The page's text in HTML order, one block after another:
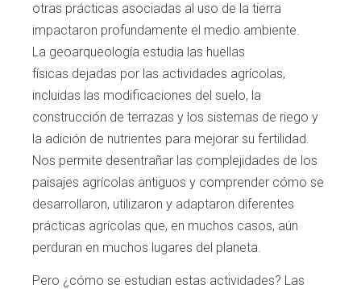
otras prácticas asociadas al uso de la tierra
impactaron profundamente el medio ambiente.
La geoarqueología estudia las huellas
físicas dejadas por las actividades agrícolas,
incluidas las modificaciones del suelo, la
construcción de terrazas y los sistemas de riego y
la adición de nutrientes para mejorar su fertilidad.
Nos permite desentrañar las complejidades de los
paisajes agrícolas antiguos y comprender cómo se
desarrollaron, utilizaron y adaptaron diferentes
prácticas agrícolas que, en muchos casos, aún
perduran en muchos lugares del planeta.
Pero ¿cómo se estudian estas actividades? Las